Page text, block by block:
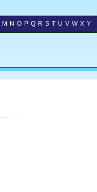
M N O P Q R S T U V W X Y